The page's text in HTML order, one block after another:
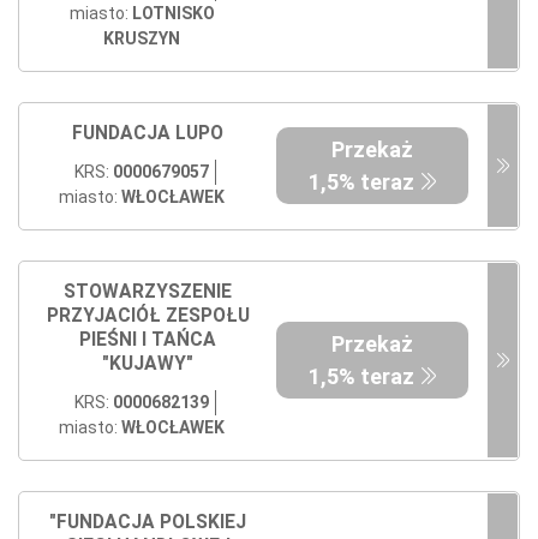
miasto: LOTNISKO
KRUSZYN
FUNDACJA LUPO
KRS: 0000679057
miasto: WŁOCŁAWEK
Przekaż
1,5% teraz
STOWARZYSZENIE
PRZYJACIÓŁ ZESPOŁU
PIEŚNI I TAŃCA
"KUJAWY"
KRS: 0000682139
miasto: WŁOCŁAWEK
Przekaż
1,5% teraz
"FUNDACJA POLSKIEJ